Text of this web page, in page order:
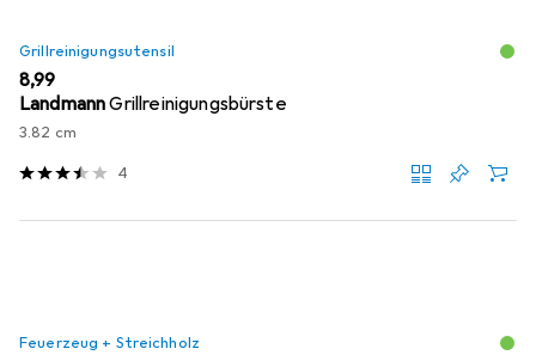
Grillreinigungsutensil
EUR
8,99
LandmannGrillreinigungsbürste
3.82 cm
4
Feuerzeug + Streichholz